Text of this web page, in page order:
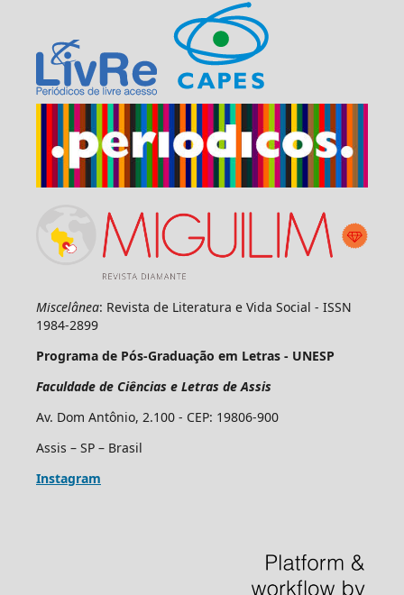
Miscelânea: Revista de Literatura e Vida Social - ISSN
1984-2899
Programa de Pós-Graduação em Letras - UNESP
Faculdade de Ciências e Letras de Assis
Av. Dom Antônio, 2.100 - CEP: 19806-900
Assis – SP – Brasil
Instagram